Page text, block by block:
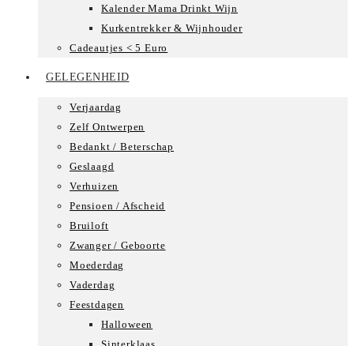
Kalender Mama Drinkt Wijn
Kurkentrekker & Wijnhouder
Cadeautjes < 5 Euro
GELEGENHEID
Verjaardag
Zelf Ontwerpen
Bedankt / Beterschap
Geslaagd
Verhuizen
Pensioen / Afscheid
Bruiloft
Zwanger / Geboorte
Moederdag
Vaderdag
Feestdagen
Halloween